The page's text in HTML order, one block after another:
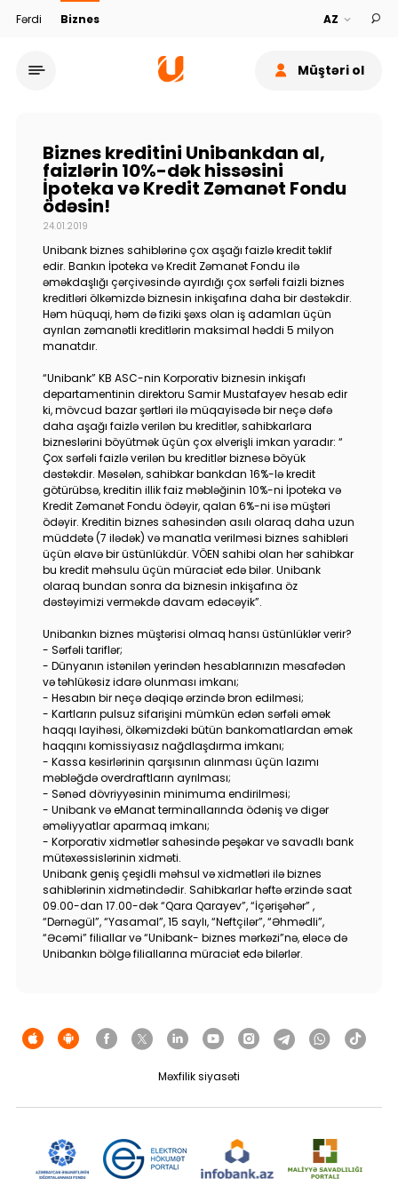
Fərdi Biznes
Müştəri ol
Bank haqqında
Dayanıqlılıq
Tariflər
İnsan Resursları
Əlaqə və təkliflər
F.A.Q
Biznes kreditini Unibankdan al,
faizlərin 10%-dək hissəsini
İpoteka və Kredit Zəmanət Fondu
ödəsin!
24.01.2019
Unibank biznes sahiblərinə çox aşağı faizlə kredit təklif
edir. Bankın İpoteka və Kredit Zəmanət Fondu ilə
əməkdaşlığı çərçivəsində ayırdığı çox sərfəli faizli biznes
kreditləri ölkəmizdə biznesin inkişafına daha bir dəstəkdir.
Həm hüquqi, həm də fiziki şəxs olan iş adamları üçün
ayrılan zəmanətli kreditlərin maksimal həddi 5 milyon
manatdır.
“Unibank” KB ASC-nin Korporativ biznesin inkişafı
departamentinin direktoru Samir Mustafayev hesab edir
ki, mövcud bazar şərtləri ilə müqayisədə bir neçə dəfə
daha aşağı faizlə verilən bu kreditlər, sahibkarlara
bizneslərini böyütmək üçün çox əlverişli imkan yaradır: “
Çox sərfəli faizlə verilən bu kreditlər biznesə böyük
dəstəkdir. Məsələn, sahibkar bankdan 16%-lə kredit
götürübsə, kreditin illik faiz məbləğinin 10%-ni İpoteka və
Kredit Zəmanət Fondu ödəyir, qalan 6%-ni isə müştəri
ödəyir. Kreditin biznes sahəsindən asılı olaraq daha uzun
müddətə (7 ilədək) və manatla verilməsi biznes sahibləri
üçün əlavə bir üstünlükdür. VÖEN sahibi olan hər sahibkar
bu kredit məhsulu üçün müraciət edə bilər. Unibank
olaraq bundan sonra da biznesin inkişafına öz
dəstəyimizi verməkdə davam edəcəyik”.
Unibankın biznes müştərisi olmaq hansı üstünlüklər verir?
- Sərfəli tariflər;
- Dünyanın istənilən yerindən hesablarınızın məsafədən
və təhlükəsiz idarə olunması imkanı;
- Hesabın bir neçə dəqiqə ərzində bron edilməsi;
- Kartların pulsuz sifarişini mümkün edən sərfəli əmək
haqqı layihəsi, ölkəmizdəki bütün bankomatlardan əmək
haqqını komissiyasız nağdlaşdırma imkanı;
- Kassa kəsirlərinin qarşısının alınması üçün lazımı
məbləğdə overdraftların ayrılması;
- Sənəd dövriyyəsinin minimuma endirilməsi;
- Unibank və eManat terminallarında ödəniş və digər
əməliyyatlar aparmaq imkanı;
- Korporativ xidmətlər sahəsində peşəkar və savadlı bank
mütəxəssislərinin xidməti.
Unibank geniş çeşidli məhsul və xidmətləri ilə biznes
sahiblərinin xidmətindədir. Sahibkarlar həftə ərzində saat
09.00-dan 17.00-dək “Qara Qarayev”, “İçərişəhər” ,
“Dərnəgül”, “Yasamal”, 15 saylı, “Neftçilər”, “Əhmədli”,
“Əcəmi” filiallar və “Unibank- biznes mərkəzi”nə, eləcə də
Unibankın bölgə filiallarına müraciət edə bilərlər.
Məxfilik siyasəti